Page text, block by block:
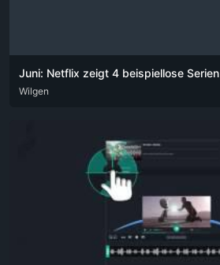
Juni: Netflix zeigt 4 beispiellose Serien
DEU ENG
Wilgen